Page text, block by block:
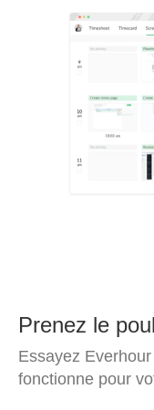
Prenez le
Essayez
fonctionne pour